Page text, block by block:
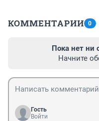
КОММЕНТАРИИ 0
Пока нет ни
Начните
Гость
Войти